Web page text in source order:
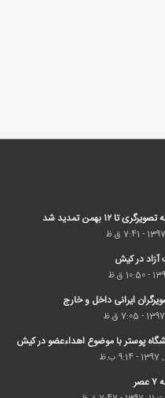
تا ۱۲ بهمن تمدید شد
آزاد در کیش
ایرانی داخل و خارج
پوستر با موضوع اهداء‌عضو در کیش